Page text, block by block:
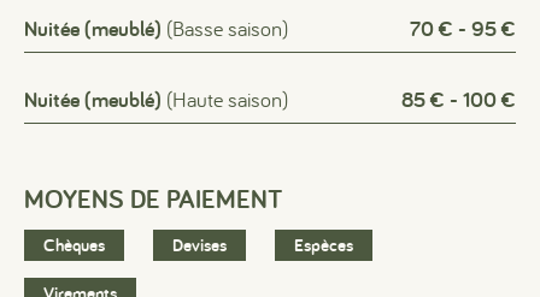
Nuitée (meublé) (Basse saison) 70 € - 95 €
Nuitée (meublé) (Haute saison) 85 € - 100 €
MOYENS DE PAIEMENT
Chèques Devises Espèces